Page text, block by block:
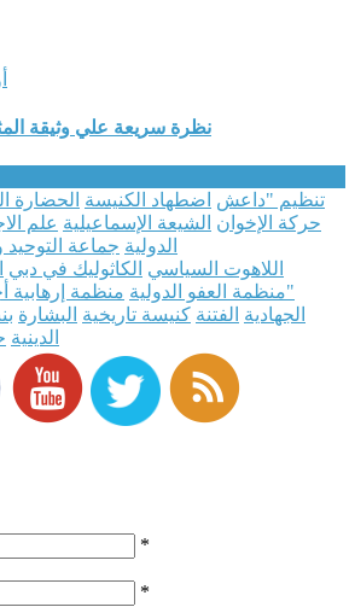
نظرة سريعة علي وثيقة
تنظيم "داعش اضطهاد الكنيسة الحضارة
حركة الإخوان الشيعة الإسماعيلية علم
الدولية جماعة التوحيد
اللاهوت السياسي الكاثوليك في دبي
"منظمة العفو الدولية منظمة إرهابية
الجهادية الفتنة كنيسة تاريخية البشارة
الدينية
*
*